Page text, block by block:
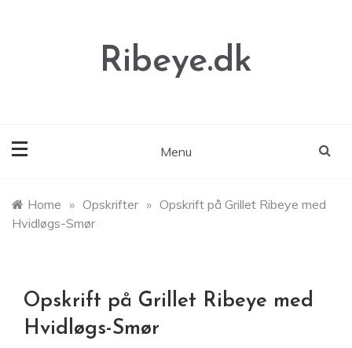
Ribeye.dk
Menu
Home » Opskrifter » Opskrift på Grillet Ribeye med
Hvidløgs-Smør
Opskrift på Grillet Ribeye med
Hvidløgs-Smør